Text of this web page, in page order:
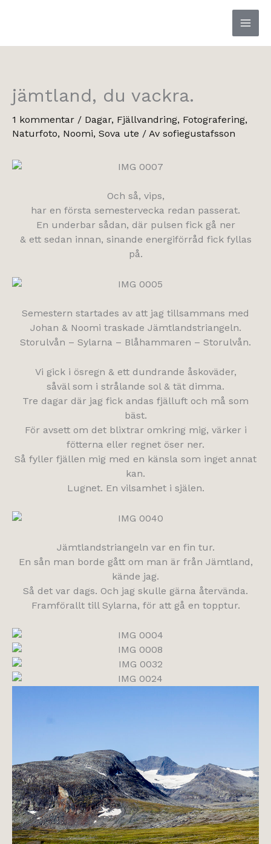
jämtland, du vackra.
1 kommentar / Dagar, Fjällvandring, Fotografering,
Naturfoto, Noomi, Sova ute / Av sofiegustafsson
Och så, vips,
har en första semestervecka redan passerat.
En underbar sådan, där pulsen fick gå ner
& ett sedan innan, sinande energiförråd fick fyllas
på.
Semestern startades av att jag tillsammans med
Johan & Noomi traskade Jämtlandstriangeln.
Storulvån – Sylarna – Blåhammaren – Storulvån.
Vi gick i ösregn & ett dundrande åskoväder,
såväl som i strålande sol & tät dimma.
Tre dagar där jag fick andas fjälluft och må som
bäst.
För avsett om det blixtrar omkring mig, värker i
fötterna eller regnet öser ner.
Så fyller fjällen mig med en känsla som inget annat
kan.
Lugnet. En vilsamhet i själen.
Jämtlandstriangeln var en fin tur.
En sån man borde gått om man är från Jämtland,
kände jag.
Så det var dags. Och jag skulle gärna återvända.
Framförallt till Sylarna, för att gå en topptur.